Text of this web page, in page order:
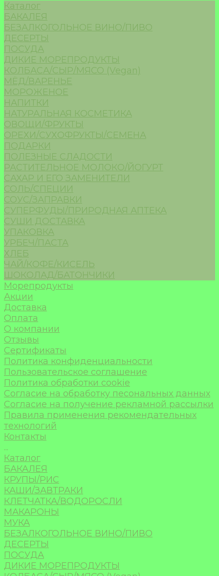
Каталог
БАКАЛЕЯ
БЕЗАЛКОГОЛЬНОЕ ВИНО/ПИВО
ДЕСЕРТЫ
ПОСУДА
ДИКИЕ МОРЕПРОДУКТЫ
КОЛБАСА/СЫР/МЯСО (Vegan)
МЁД/ВАРЕНЬЕ
МОРОЖЕНОЕ
НАПИТКИ
НАТУРАЛЬНАЯ КОСМЕТИКА
ОВОЩИ/ФРУКТЫ
ОРЕХИ/СУХОФРУКТЫ/СЕМЕНА
ПОДАРКИ
ПОЛЕЗНЫЕ СЛАДОСТИ
РАСТИТЕЛЬНОЕ МОЛОКО/ЙОГУРТ
САХАР И ЕГО ЗАМЕНИТЕЛИ
СОЛЬ/СПЕЦИИ
СОУС/ЗАПРАВКИ
СУПЕРФУДЫ/ПРИРОДНАЯ АПТЕКА
СУШИ ДОСТАВКА
УПАКОВКА
УРБЕЧ/ПАСТА
ХЛЕБ
ЧАЙ/КОФЕ/КИСЕЛЬ
ШОКОЛАД/БАТОНЧИКИ
Морепродукты
Акции
Доставка
Оплата
О компании
Отзывы
Сертификаты
Политика конфиденциальности
Пользовательское соглашение
Политика обработки cookie
Согласие на обработку песональных данных
Согласие на получение рекламной рассылки
Правила применения рекомендательных
технологий
Контакты
...
Каталог
БАКАЛЕЯ
КРУПЫ/РИС
КАШИ/ЗАВТРАКИ
КЛЕТЧАТКА/ВОДОРОСЛИ
МАКАРОНЫ
МУКА
БЕЗАЛКОГОЛЬНОЕ ВИНО/ПИВО
ДЕСЕРТЫ
ПОСУДА
ДИКИЕ МОРЕПРОДУКТЫ